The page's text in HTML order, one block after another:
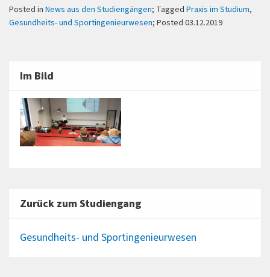
Posted in News aus den Studiengängen; Tagged Praxis im Studium,
Gesundheits- und Sportingenieurwesen; Posted 03.12.2019
Im Bild
Zurück zum Studiengang
Gesundheits- und Sportingenieurwesen